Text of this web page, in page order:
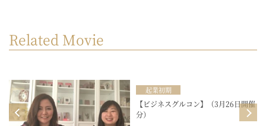
Related Movie
起業初期
【ビジネスグルコン】（3月26日開催
分）